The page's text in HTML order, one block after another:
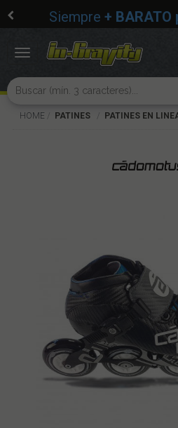
Siempre +
Toggle
HOME PATINES PATINES EN